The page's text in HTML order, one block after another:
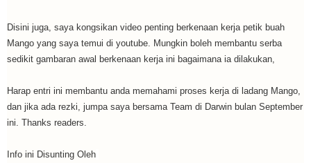
Disini juga, saya kongsikan video penting berkenaan kerja petik buah
Mango yang saya temui di youtube. Mungkin boleh membantu serba
sedikit gambaran awal berkenaan kerja ini bagaimana ia dilakukan,
Harap entri ini membantu anda memahami proses kerja di ladang Mango,
dan jika ada rezki, jumpa saya bersama Team di Darwin bulan September
ini. Thanks readers.
Info ini Disunting Oleh